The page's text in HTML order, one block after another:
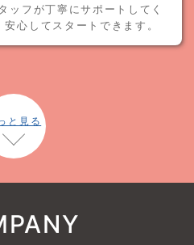
ッフが丁寧にサポートしてく
安心してスタートできます。
と見る